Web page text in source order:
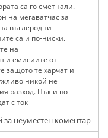
са го сметнали.
на мегаватчас за
въглеродни
са и по-ниски.
на
и емисиите от
защото те харчат и
никой не
разход. Пък и по
с ток
за неуместен коментар